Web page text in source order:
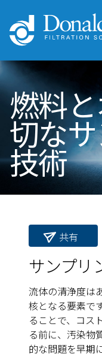
燃料
切な
技術
共有
サンプリ
流体の清浄度は
核となる要素で
ることで、コス
る前に、汚染物
的な問題を早期